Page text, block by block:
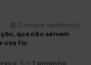
Compra verificada
que não servem
usa fio
: 5 /5 Tamanho: